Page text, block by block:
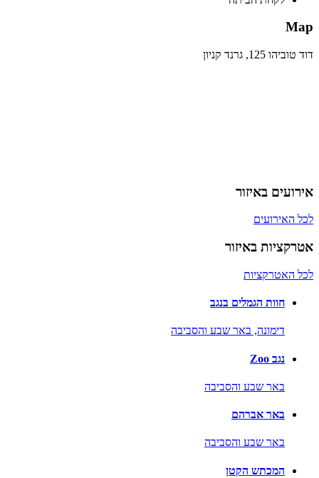
Map
דוד טוביהו 125, גרנד קניון
אירועים באיזור
לכל האירועים
אטרקציות באיזור
לכל האטרקציות
חוות הגמלים בנגב
דימונה, באר שבע והסביבה
נגב Zoo
באר שבע והסביבה
באר אברהם
באר שבע והסביבה
המכתש הקטן